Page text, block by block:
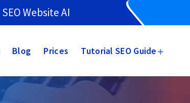
SEO Website AI
Blog Prices Tutorial SEO Guide